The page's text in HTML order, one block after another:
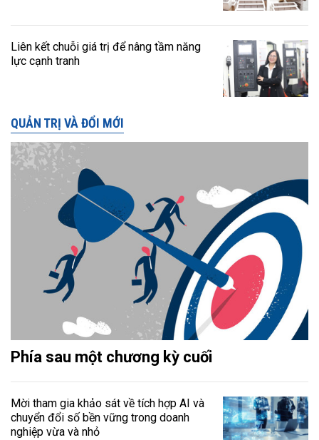
Liên kết chuỗi giá trị để nâng tầm năng
lực cạnh tranh
QUẢN TRỊ VÀ ĐỔI MỚI
Phía sau một chương kỳ cuối
Mời tham gia khảo sát về tích hợp AI và
chuyển đổi số bền vững trong doanh
nghiệp vừa và nhỏ